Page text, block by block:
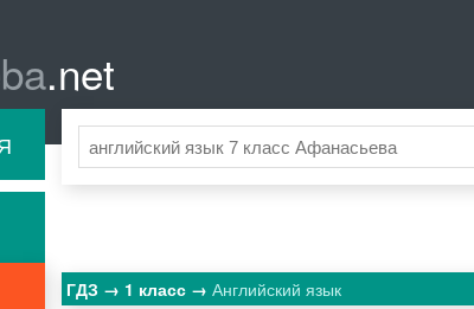
.net
ГДЗ 1 класс Английский язык